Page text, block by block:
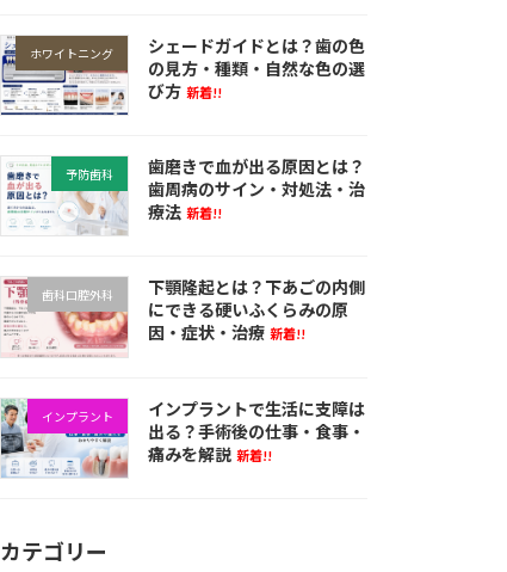
ホワイトニング
シェードガイドとは？歯の色
の見方・種類・自然な色の選
び方 新着!!
予防歯科
歯磨きで血が出る原因とは？
歯周病のサイン・対処法・治
療法 新着!!
歯科口腔外科
下顎隆起とは？下あごの内側
にできる硬いふくらみの原
因・症状・治療 新着!!
インプラント
インプラントで生活に支障は
出る？手術後の仕事・食事・
痛みを解説 新着!!
カテゴリー